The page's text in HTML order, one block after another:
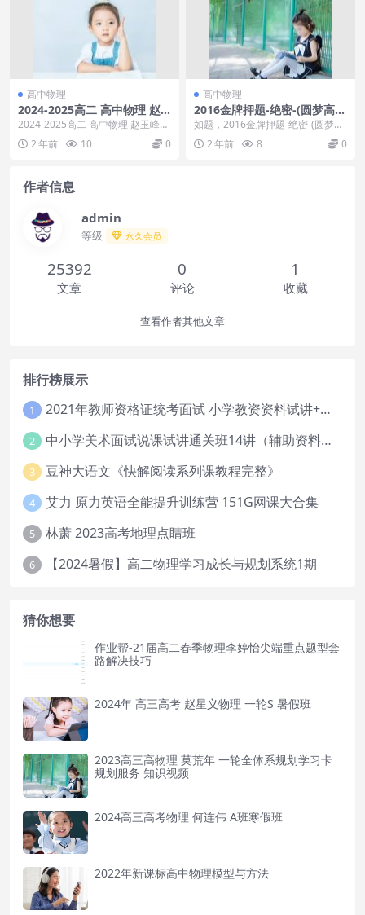
高中物理
2024-2025高二 高中物理 赵
玉峰
2024-2025高二 高中物理 赵玉峰，
2024-2025高二 高中物理 赵玉...
2 年前 10 0
高中物理
2016金牌押题-绝密-(圆梦高
考)2016高考物理新题型快速
如题，2016金牌押题-绝密-(圆梦高
考)2016高考物理新题型快速突破.d
oc...2 年前 8 0
作者信息
admin
等级 永久会员
25392
文章
0
评论
1
收藏
查看作者其他文章
排行榜展示
1 2021年教师资格证统考面试 小学教资资料试讲+答辩
2 中小学美术面试说课试讲通关班14讲（辅助资料第一套）
3 豆神大语文《快解阅读系列课教程完整》
4 艾力 原力英语全能提升训练营 151G网课大合集
5 林萧 2023高考地理点睛班
6 【2024暑假】高二物理学习成长与规划系统1期
猜你想要
作业帮-21届高二春季物理李婷怡尖端重点题型套
路解决技巧
2024年 高三高考 赵星义物理 一轮S 暑假班
2023高三高物理 莫荒年 一轮全体系规划学习卡
规划服务 知识视频
2024高三高考物理 何连伟 A班寒假班
2022年新课标高中物理模型与方法